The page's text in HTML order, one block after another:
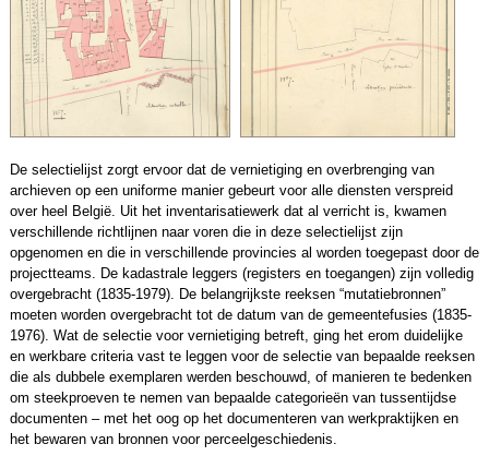
De selectielijst zorgt ervoor dat de vernietiging en overbrenging van
archieven op een uniforme manier gebeurt voor alle diensten verspreid
over heel België. Uit het inventarisatiewerk dat al verricht is, kwamen
verschillende richtlijnen naar voren die in deze selectielijst zijn
opgenomen en die in verschillende provincies al worden toegepast door de
projectteams. De kadastrale leggers (registers en toegangen) zijn volledig
overgebracht (1835-1979). De belangrijkste reeksen “mutatiebronnen”
moeten worden overgebracht tot de datum van de gemeentefusies (1835-
1976). Wat de selectie voor vernietiging betreft, ging het erom duidelijke
en werkbare criteria vast te leggen voor de selectie van bepaalde reeksen
die als dubbele exemplaren werden beschouwd, of manieren te bedenken
om steekproeven te nemen van bepaalde categorieën van tussentijdse
documenten – met het oog op het documenteren van werkpraktijken en
het bewaren van bronnen voor perceelgeschiedenis.